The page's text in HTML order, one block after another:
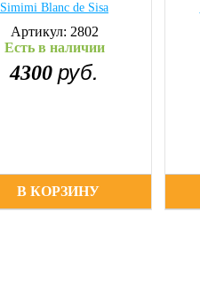
Simimi Blanc de Sisa
Артикул: 2802
Есть в наличии
4300 руб.
В КОРЗИНУ